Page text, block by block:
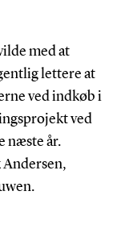
med at
lettere at
ved indkøb i
ved
næste år.